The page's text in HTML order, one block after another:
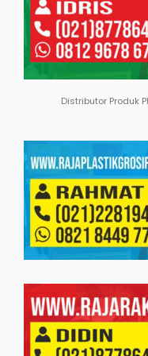
Distributor Produk